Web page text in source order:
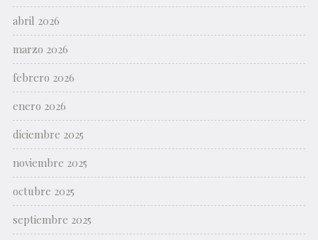
abril 2026
marzo 2026
febrero 2026
enero 2026
diciembre 2025
noviembre 2025
octubre 2025
septiembre 2025